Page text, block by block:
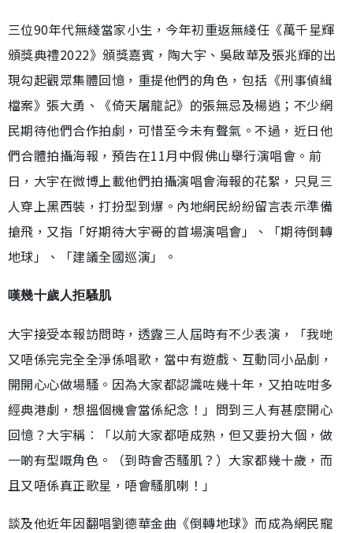
三位90年代無綫當家小生，今年初重返無綫任《萬千星輝
頒獎典禮2022》頒獎嘉賓，陶大宇、吳啟華及張兆輝的出
現勾起觀眾集體回憶，重提他們的角色，包括《刑事偵緝
檔案》張大勇、《倚天屠龍記》的張無忌及楊逍；不少網
民期待他們合作拍劇，可惜至今未有聲氣。不過，近日他
們合體拍攝海報，預告在11月中假佛山舉行演唱會。前
日，大宇在微博上載他們拍攝演唱會海報的花絮，只見三
人穿上黑西裝，打扮型到爆。內地網民紛紛留言表示準備
搶飛，又指「好期待大宇哥的首場演唱會」、「期待倒轉
地球」、「建議全國巡演」。
嘆幾十歲人拒騷肌
大宇接受本報訪問時，透露三人屆時有不少表演，「我哋
又唔係完完全全淨係唱歌，當中有遊戲、互動同小品劇，
開開心心做場騷。因為大家都認識咗幾十年，又拍咗咁多
經典港劇，想搵個機會當係紀念！」問到三人有甚麼開心
回憶？大宇稱︰「以前大家都唔成熟，但又要扮大個，做
一啲有型嘅角色。（到時會否騷肌？）大家都幾十歲，而
且又唔係真正歌星，唔會騷肌喇！」
談及他近年因翻唱劉德華金曲《倒轉地球》而成為網民寵